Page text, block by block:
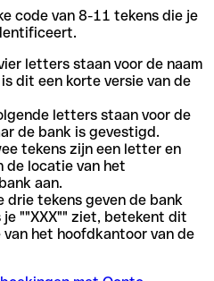
code van 8-11 tekens die je
letters staan voor de naam
dit een korte versie van de
letters staan voor de
de bank is gevestigd.
tekens zijn een letter en
de locatie van het
aan.
drie tekens geven de bank
je ""XXX"" ziet, betekent dit
het hoofdkantoor van de